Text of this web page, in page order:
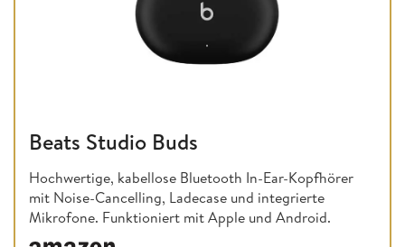
Beats Studio Buds
Hochwertige, kabellose Bluetooth In-Ear-Kopfhörer
mit Noise-Cancelling, Ladecase und integrierte
Mikrofone. Funktioniert mit Apple und Android.